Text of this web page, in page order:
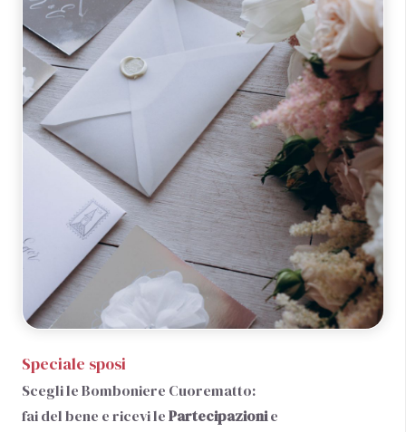
Speciale sposi
Scegli le Bomboniere Cuorematto:
fai del bene e ricevi lePartecipazionie